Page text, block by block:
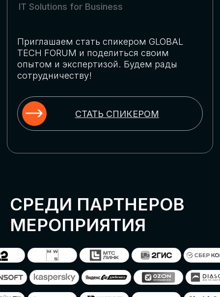
ЗАЯВКУ
Оставьте заявку, наши менеджеры
свяжутся с вами